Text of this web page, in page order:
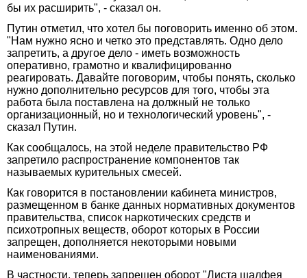
бы их расширить", - сказал он.
Путин отметил, что хотел бы поговорить именно об этом.
"Нам нужно ясно и четко это представлять. Одно дело
запретить, а другое дело - иметь возможность
оперативно, грамотно и квалифицированно
реагировать. Давайте поговорим, чтобы понять, сколько
нужно дополнительно ресурсов для того, чтобы эта
работа была поставлена на должный не только
организационный, но и технологический уровень", -
сказал Путин.
Как сообщалось, на этой неделе правительство РФ
запретило распространение компонентов так
называемых курительных смесей.
Как говорится в постановлении кабинета министров,
размещенном в банке данных нормативных документов
правительства, список наркотических средств и
психотропных веществ, оборот которых в России
запрещен, дополняется некоторыми новыми
наименованиями.
В частности, теперь запрещен оборот "Листа шалфея